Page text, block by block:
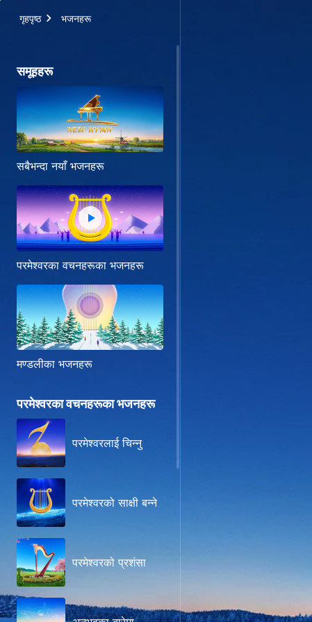
गृहपृष्ठ भजनहरू
समूहहरू
सबैभन्दा नयाँ भजनहरू
परमेश्‍वरका वचनहरूका भजनहरू
मण्डलीका भजनहरू
परमेश्‍वरका वचनहरूका भजनहरू
परमेश्‍वरलाई चिन्‍नु
परमेश्‍वरको साक्षी बन्‍ने
परमेश्वरको प्रशंसा